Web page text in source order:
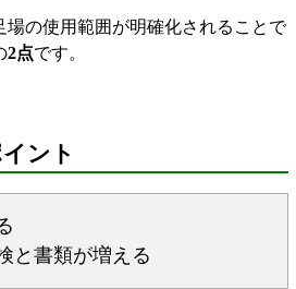
の使用範囲が明確化されることで
2点です。
ント
と書類が増える